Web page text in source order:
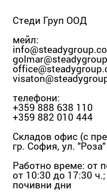
Стеди Груп ООД
мейл:
телефони:
+359 888 638 110
+359 882 010 444
Складов офис (с
гр. София, ул.
Работно време: от
от 10:30 до 17:30
почивни дни